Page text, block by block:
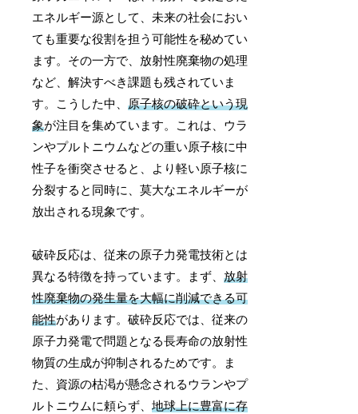
エネルギー源として、未来の社会におい
ても重要な役割を担う可能性を秘めてい
ます。その一方で、放射性廃棄物の処理
など、解決すべき課題も残されていま
す。こうした中、原子核の破砕という現
象が注目を集めています。これは、ウラ
ンやプルトニウムなどの重い原子核に中
性子を衝突させると、より軽い原子核に
分裂すると同時に、莫大なエネルギーが
放出される現象です。
破砕反応は、従来の原子力発電技術とは
異なる特徴を持っています。まず、放射
性廃棄物の発生量を大幅に削減できる可
能性があります。破砕反応では、従来の
原子力発電で問題となる長寿命の放射性
物質の生成が抑制されるためです。ま
た、資源の枯渇が懸念されるウランやプ
ルトニウムに頼らず、地球上に豊富に存